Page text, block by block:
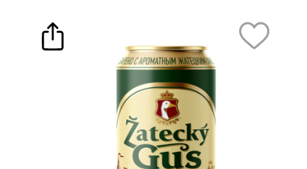
Рекомендуем
Водка Smirnoff Red Vodka 37,5%
Пиво Guinness Draught 4,2% Can
Виски Talisker 10 YO Malt 45,8% in Box
Ром Captain Morgan White 37,5%
Джин Gordon`s London Dry Gin 37,5%